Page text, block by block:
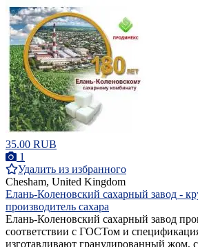
35.00 RUB
1
Удалить из избранного
Chesham, United Kingdom
Елань-Коленовский сахарный завод -
производитель сахара
Елань-Коленовский сахарный завод
соответствии с ГОСТом и
изготавливают гранулированный жом,